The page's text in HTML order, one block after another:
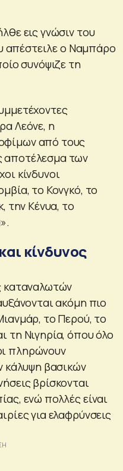
εις γνώσιν του
απέστειλε ο Ναμπάρο
συνόψιζε τη
Λεόνε, η
από τους
αποτέλεσμα των
κίνδυνοι
το Κονγκό, το
την Κένυα, το
κίνδυνος
καταναλωτών
ακόμη πιο
το Περού, το
τη Νιγηρία, όπου όλο
πληρώνουν
κάλυψη βασικών
βρίσκονται
ενώ πολλές είναι
για ελαφρύνσεις